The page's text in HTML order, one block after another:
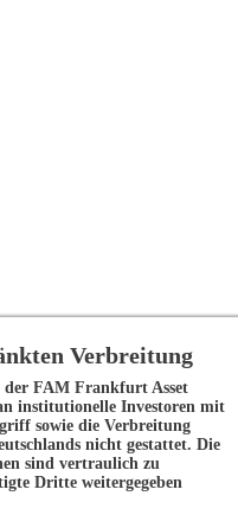
Verbreitung
der FAM Frankfurt Asset
institutionelle Investoren mit
sowie die Verbreitung
nicht gestattet. Die
sind vertraulich zu
Dritte weitergegeben